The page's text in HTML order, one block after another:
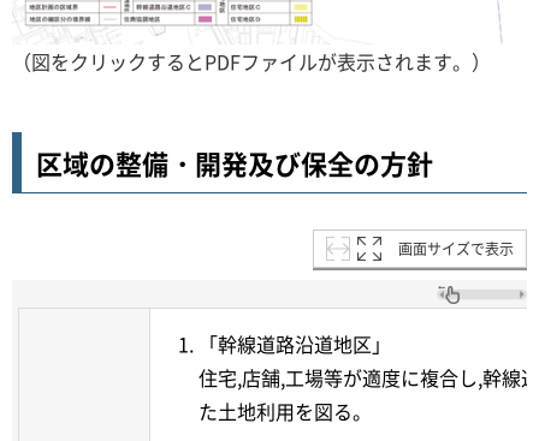
（図をクリックするとPDFファイルが表示されます。）
区域の整備・開発及び保全の方針
画面サイズで表示
「幹線道路沿道地区」
住宅,店舗,工場等が適度に複合し,幹線
た土地利用を図る。